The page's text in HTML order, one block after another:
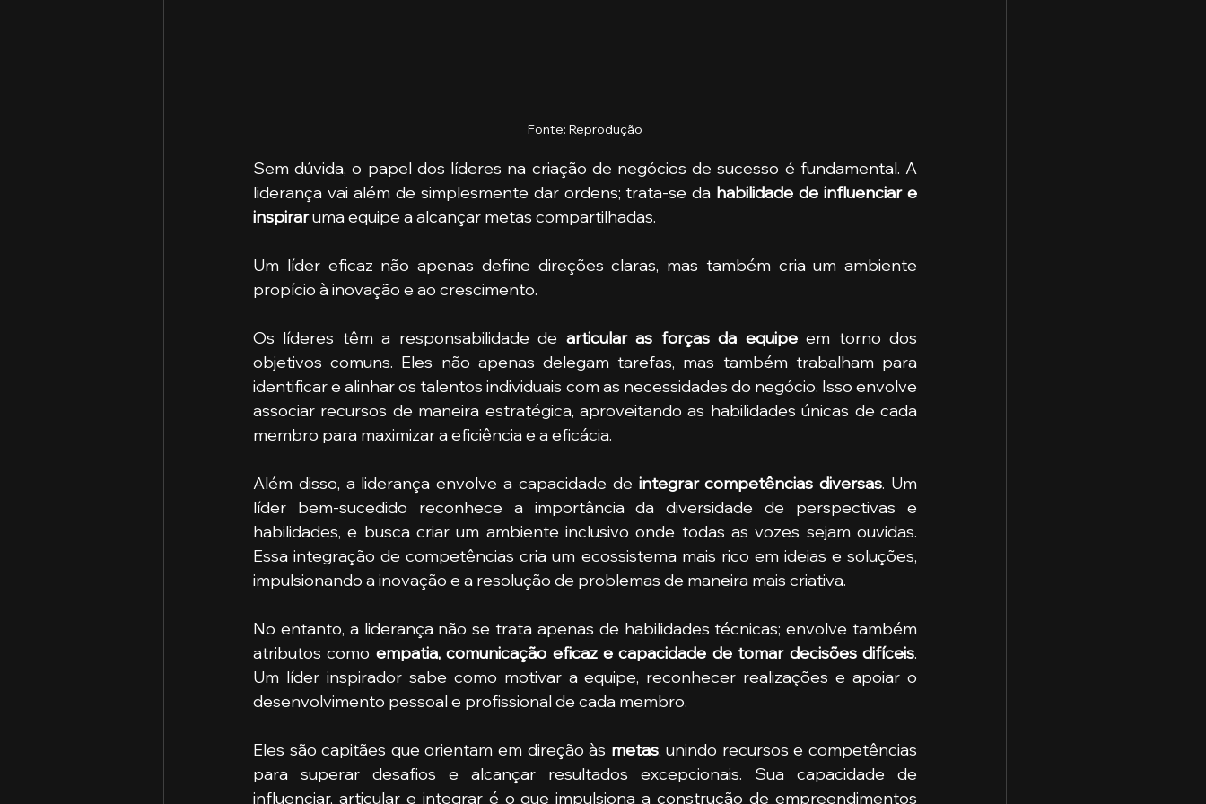
Fonte: Reprodução
Sem dúvida, o papel dos líderes na criação de negócios de sucesso é fundamental. A
liderança vai além de simplesmente dar ordens; trata-se da habilidade de influenciar e
inspirar uma equipe a alcançar metas compartilhadas.
Um líder eficaz não apenas define direções claras, mas também cria um ambiente
propício à inovação e ao crescimento.
Os líderes têm a responsabilidade de articular as forças da equipe em torno dos
objetivos comuns. Eles não apenas delegam tarefas, mas também trabalham para
identificar e alinhar os talentos individuais com as necessidades do negócio. Isso envolve
associar recursos de maneira estratégica, aproveitando as habilidades únicas de cada
membro para maximizar a eficiência e a eficácia.
Além disso, a liderança envolve a capacidade de integrar competências diversas. Um
líder bem-sucedido reconhece a importância da diversidade de perspectivas e
habilidades, e busca criar um ambiente inclusivo onde todas as vozes sejam ouvidas.
Essa integração de competências cria um ecossistema mais rico em ideias e soluções,
impulsionando a inovação e a resolução de problemas de maneira mais criativa.
No entanto, a liderança não se trata apenas de habilidades técnicas; envolve também
atributos como empatia, comunicação eficaz e capacidade de tomar decisões difíceis.
Um líder inspirador sabe como motivar a equipe, reconhecer realizações e apoiar o
desenvolvimento pessoal e profissional de cada membro.
Eles são capitães que orientam em direção às metas, unindo recursos e competências
para superar desafios e alcançar resultados excepcionais. Sua capacidade de
influenciar, articular e integrar é o que impulsiona a construção de empreendimentos